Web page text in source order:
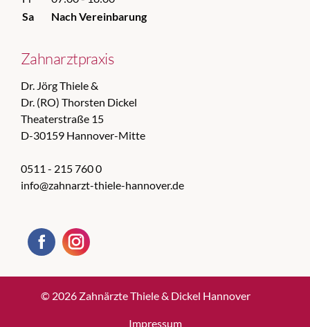
Sa
Nach Vereinbarung
Zahnarztpraxis
Dr. Jörg Thiele &
Dr. (RO) Thorsten Dickel
Theaterstraße 15
D-30159 Hannover-Mitte
0511 - 215 760 0
info@zahnarzt-thiele-hannover.de
© 2026 Zahnärzte Thiele & Dickel Hannover
Impressum